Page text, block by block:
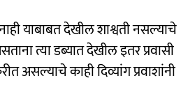
याबाबत देखील शाश्वती नसल्याचे
त्या डब्यात देखील इतर प्रवासी
असल्याचे काही दिव्यांग प्रवाशांनी